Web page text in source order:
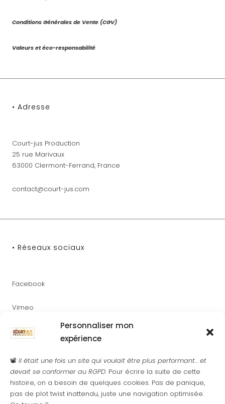
Personnaliser mon
expérience
📽️ Il était une fois un site qui voulait être plus performant... et
devait se conformer au RGPD. Pour écrire la suite de cette
histoire, on a besoin de quelques cookies. Pas de panique,
pas de plot twist inattendu, juste une navigation optimisée.
Conditions Générales de Vente (CGV)
Valeurs et éco-responsabilité
• Adresse
Court-jus Production
25 rue Marivaux
63000 Clermont-Ferrand, France
contact@court-jus.com
• Réseaux sociaux
Facebook
Vimeo
Youtube